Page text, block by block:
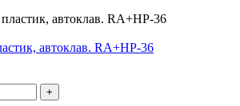
автоклав. RA+HP-36
+